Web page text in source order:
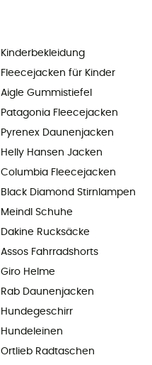
Kinderbekleidung
Fleecejacken für Kinder
Aigle Gummistiefel
Patagonia Fleecejacken
Pyrenex Daunenjacken
Helly Hansen Jacken
Columbia Fleecejacken
Black Diamond Stirnlampen
Meindl Schuhe
Dakine Rucksäcke
Assos Fahrradshorts
Giro Helme
Rab Daunenjacken
Hundegeschirr
Hundeleinen
Ortlieb Radtaschen